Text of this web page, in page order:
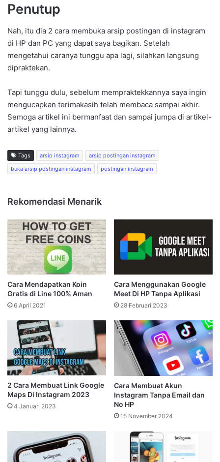
Penutup
Nah, itu dia 2 cara membuka arsip postingan di instagram
di HP dan PC yang dapat saya bagikan. Setelah
mengetahui caranya tunggu apa lagi, silahkan langsung
dipraktekan.
Tapi tunggu dulu, sebelum mempraktekkannya saya ingin
mengucapkan terimakasih telah membaca sampai akhir.
Semoga artikel ini bermanfaat dan sampai jumpa di artikel-
artikel yang lainnya.
Tags arsip instagram
arsip postingan instagram
buka arsip postingan instagram
postingan instagram
Rekomendasi Menarik
Cara Mendapatkan Koin
Gratis di Line 100% Aman
6 April 2021
Cara Menggunakan Google
Meet Di HP Tanpa Aplikasi
28 Februari 2023
2 Cara Membuat Link Google
Maps Di Instagram 2023
4 Januari 2023
Cara Membuat Akun
Instagram Tanpa Email dan
No HP
15 November 2024